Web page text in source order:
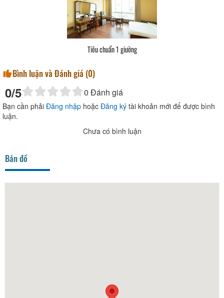
Tiêu chuẩn 1 giường
Bình luận và Đánh giá (0)
0/5 0 Đánh giá
Bạn cần phải Đăng nhập hoặc Đăng ký tài khoản mới để được bình
luận.
Chưa có bình luận
Bản đồ